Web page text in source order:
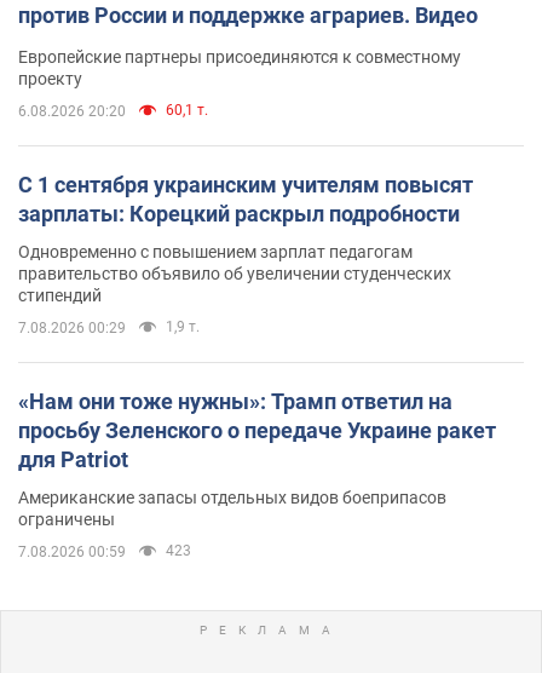
против России и поддержке аграриев. Видео
Европейские партнеры присоединяются к совместному
проекту
6.08.2026 20:20 60,1 т.
С 1 сентября украинским учителям повысят
зарплаты: Корецкий раскрыл подробности
Одновременно с повышением зарплат педагогам
правительство объявило об увеличении студенческих
стипендий
7.08.2026 00:29 1,9 т.
«Нам они тоже нужны»: Трамп ответил на
просьбу Зеленского о передаче Украине ракет
для Patriot
Американские запасы отдельных видов боеприпасов
ограничены
7.08.2026 00:59 423